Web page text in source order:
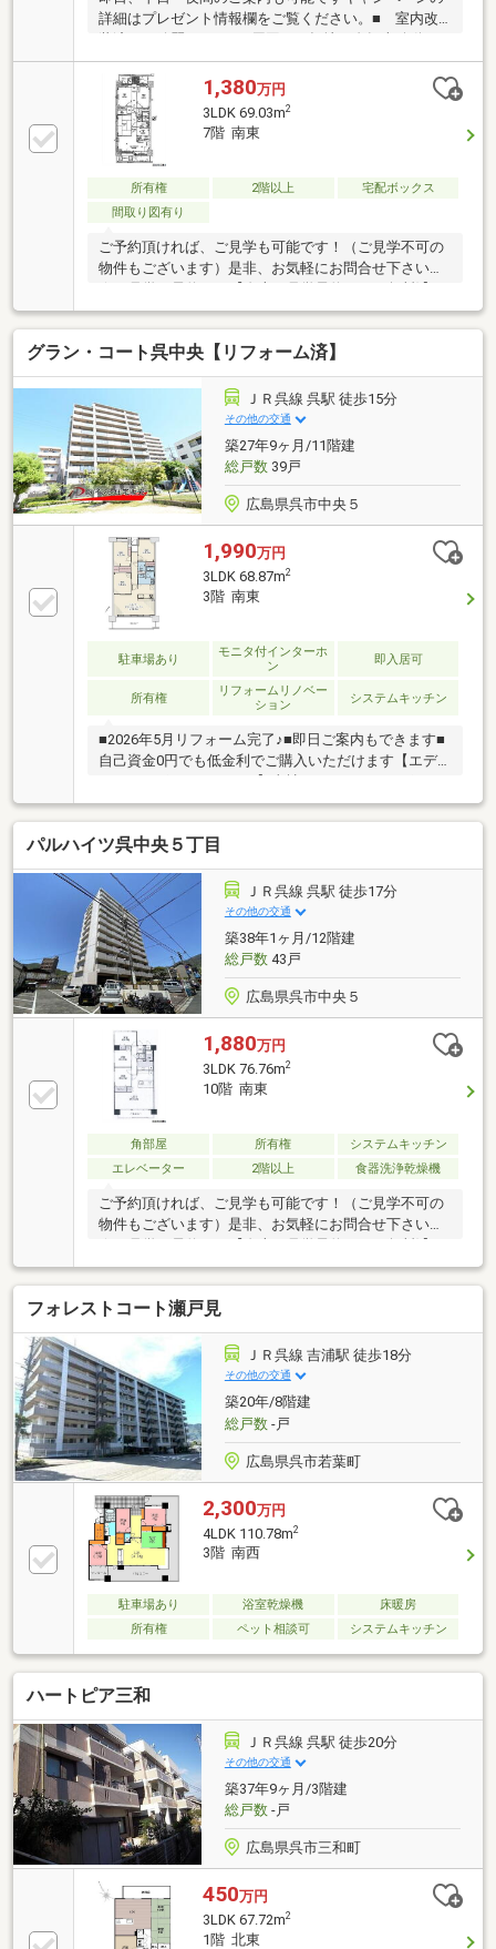
詳細はプレゼント情報欄をご覧ください。■ 室内改
楽々です。■ LDの掃出し窓は2重窓で断熱効果を高め
ます。■ プライベートポーチがあるのでプライバシ
ーにも配慮できます。■ 南東向きのバルコニーで陽
当たりも良く、洗濯物もよく乾きます。■ 売主が業
者なので設備等保証がつくので安心です。（有期限）
【支払例】借入金額 1，380万円 の場合■ 支払金
額 月額 38，474円（ボーナス払いなし）※ 金利
0.925%（変動）期間35年の場合 （ 購入時の諸費用、
1,380万円
3LDK 69.03m2
7階 南東
所有権 2階以上
宅配ボックス
間取り図有り
ご予約頂ければ、ご見学も可能です！（ご見学不可の
物件もございます）是非、お気軽にお問合せ下さい！
クリック！トータテ住宅販売（株）東営業所まで！！
0120-412-730広島県内に５店舗！地域密着型のトータ
テ！【取扱物件７０８７件 その内未公開物件３０９
４件ご用意しています】トータテのホームページもぜ
ひご覧ください！!https://jyuhan.totate.co.jp/
グラン・コート呉中央【リフォーム済】
ＪＲ呉線 呉駅 徒歩15分
その他の交通
築27年9ヶ月/11階建
総戸数39戸
広島県呉市中央５
1,990万円
3LDK 68.87m2
3階 南東
駐車場あり
モニタ付インターホ
ン
即入居可
所有権
リフォームリノベー
ション
システムキッチン
■2026年5月リフォーム完了♪■即日ご案内もできます■
自己資金0円でも低金利でご購入いただけます【エデ
チェーン加入しています♪家電の取り扱いが可能です♪
物件購入時に住宅ローンに含めることも可能です！新
生活応援キャンペーン実施中♪理想のマイホーム探し
や住宅ローンの事すべて当社にお任せください♪資金
計画のお悩みもお気軽にご相談ください♪☆ぜひ一度
現地をご覧ください♪周辺環境など資料だけでは分か
らない情報が現地にはございます！即日のご案内も可
能でございます♪お電話またはメールにてご連絡くだ
さい♪
パルハイツ呉中央５丁目
ＪＲ呉線 呉駅 徒歩17分
その他の交通
築38年1ヶ月/12階建
総戸数43戸
広島県呉市中央５
1,880万円
3LDK 76.76m2
10階 南東
角部屋 所有権
システムキッチン
エレベーター
2階以上 食器洗浄乾燥機
ご予約頂ければ、ご見学も可能です！（ご見学不可の
物件もございます）是非、お気軽にお問合せ下さい！
クリック！トータテ住宅販売（株）東営業所まで！！
0120-412-730広島県内に５店舗！地域密着型のトータ
テ！【取扱物件７０８７件 その内未公開物件３０９
４件ご用意しています】トータテのホームページもぜ
ひご覧ください！!https://jyuhan.totate.co.jp/
フォレストコート瀬戸見
ＪＲ呉線 吉浦駅 徒歩18分
その他の交通
築20年/8階建
総戸数-戸
広島県呉市若葉町
2,300万円
4LDK 110.78m2
3階 南西
駐車場あり 浴室乾燥機
床暖房
所有権
ペット相談可 システムキッチン
ハートピア三和
ＪＲ呉線 呉駅 徒歩20分
その他の交通
築37年9ヶ月/3階建
総戸数-戸
広島県呉市三和町
450万円
3LDK 67.72m2
1階 北東